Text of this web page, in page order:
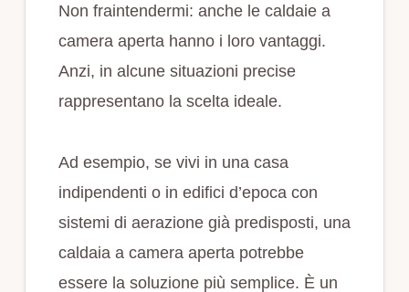
Non fraintendermi: anche le caldaie a
camera aperta hanno i loro vantaggi.
Anzi, in alcune situazioni precise
rappresentano la scelta ideale.
Ad esempio, se vivi in una casa
indipendenti o in edifici d’epoca con
sistemi di aerazione già predisposti, una
caldaia a camera aperta potrebbe
essere la soluzione più semplice. È un